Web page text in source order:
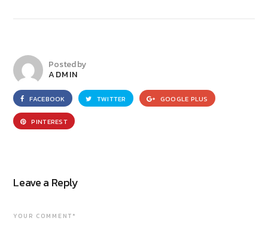
Posted by
ADMIN
FACEBOOK TWITTER GOOGLE PLUS
PINTEREST
Leave a Reply
YOUR COMMENT*